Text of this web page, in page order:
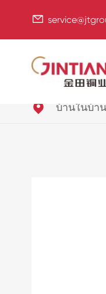

 บ้านในบ้าน